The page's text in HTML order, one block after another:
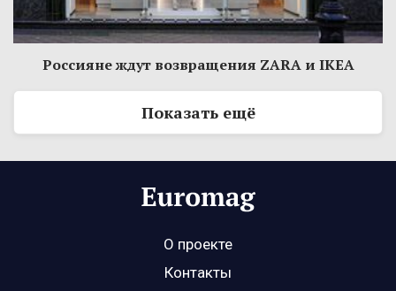
Россияне ждут возвращения ZARA и IKEA
Показать ещё
О проекте
Контакты